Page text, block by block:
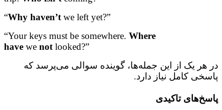
“Why haven’t we left yet?”
“Your keys must be somewhere. Where
have we not looked?”
در هر یک از این جمله‌ها، گوینده سوالی می‌پرسد که
پاسخی کامل نیاز دارد.
پاسخ‌های تاکیدی